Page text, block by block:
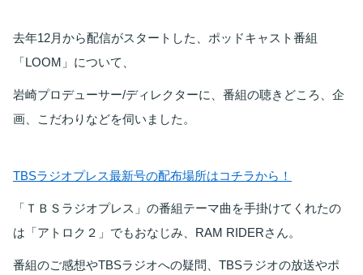
去年12月から配信がスタートした、ポッドキャスト番組
「LOOM」について、
岩崎プロデューサー/ディレクターに、番組の聴きどころ、企
画、こだわりなどを伺いました。
TBSラジオプレス最新号の配布場所はコチラから！
「ＴＢＳラジオプレス」の番組テーマ曲を手掛けてくれたの
は「アトロク２」でもおなじみ、RAM RIDERさん。
番組のご感想やTBSラジオへの疑問、TBSラジオの放送やポ